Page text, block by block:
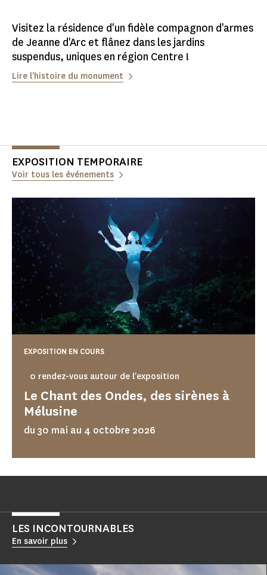
Visitez la résidence d'un fidèle compagnon d'armes
de Jeanne d'Arc et flânez dans les jardins
suspendus, uniques en région Centre !
Lire l'histoire du monument
EXPOSITION TEMPORAIRE
Voir tous les événements
Le Chant des Ondes, des sirènes à
Mélusine
0 rendez-vous autour de l'exposition
du 30 mai au 4 octobre 2026
EXPOSITION EN COURS
LES INCONTOURNABLES
En savoir plus